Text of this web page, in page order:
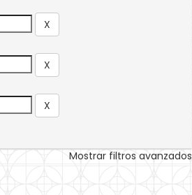
Mostrar filtros avanzados